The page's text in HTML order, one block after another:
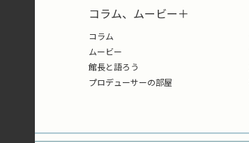
コラム、ムービー＋
コラム
ムービー
館長と語ろう
プロデューサーの部屋